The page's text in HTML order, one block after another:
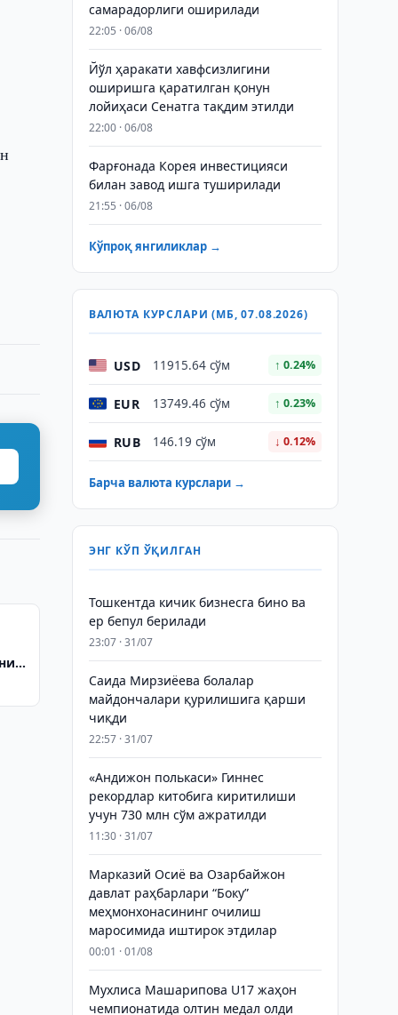
самарадорлиги оширилади
22:05 · 06/08
Йўл ҳаракати хавфсизлигини
оширишга қаратилган қонун
лойиҳаси Сенатга тақдим этилди
22:00 · 06/08
Фарғонада Корея инвестицияси
билан завод ишга туширилади
21:55 · 06/08
Кўпроқ янгиликлар →
ВАЛЮТА КУРСЛАРИ (МБ, 07.08.2026)
USD 11915.64 сўм ↑ 0.24%
EUR 13749.46 сўм ↑ 0.23%
RUB 146.19 сўм ↓ 0.12%
Барча валюта курслари →
ЭНГ КЎП ЎҚИЛГАН
Тошкентда кичик бизнесга бино ва
ер бепул берилади
23:07 · 31/07
Саида Мирзиёева болалар
майдончалари қурилишига қарши
чиқди
22:57 · 31/07
«Андижон полькаси» Гиннес
рекордлар китобига киритилиши
учун 730 млн сўм ажратилди
11:30 · 31/07
Марказий Осиё ва Озарбайжон
давлат раҳбарлари “Боку”
меҳмонхонасининг очилиш
маросимида иштирок этдилар
00:01 · 01/08
Мухлиса Машарипова U17 жаҳон
чемпионатида олтин медал олди